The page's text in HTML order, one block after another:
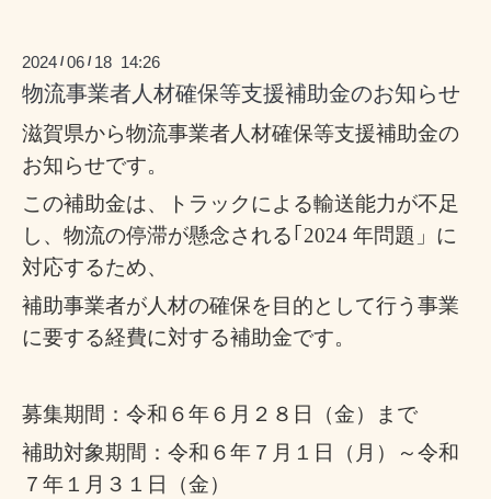
2024 /06 / 18 14:26
物流事業者人材確保等支援補助金のお知らせ
滋賀県から物流事業者人材確保等支援補助金の
お知らせです。
この補助金は、トラックによる輸送能力が不足
し、物流の停滞が懸念される｢ 2024 年問題」に
対応するため、
補助事業者が人材の確保を目的として行う事業
に要する経費に対する補助金です。
募集期間：令和６年６月２８日（金）まで
補助対象期間：令和６年７月１日（月）～令和
７年１月３１日（金）